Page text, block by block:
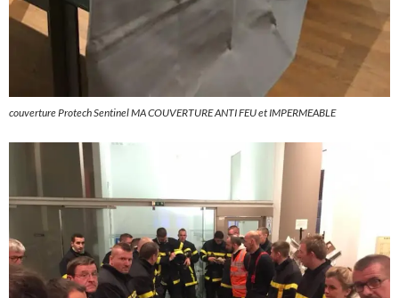
couverture Protech Sentinel MA COUVERTURE ANTI FEU et IMPERMEABLE